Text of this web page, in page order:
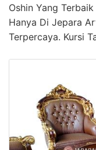
Oshin Yang
Hanya Di Jepara
Terpercaya. Kursi